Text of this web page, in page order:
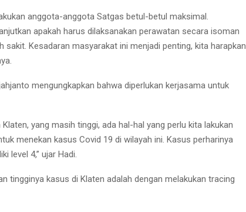
anggota-anggota Satgas betul-betul maksimal.
apakah harus dilaksanakan perawatan secara isoman
Kesadaran masyarakat ini menjadi penting, kita harapkan
mengungkapkan bahwa diperlukan kerjasama untuk
yang masih tinggi, ada hal-hal yang perlu kita lakukan
menekan kasus Covid 19 di wilayah ini. Kasus perharinya
level 4,” ujar Hadi.
tingginya kasus di Klaten adalah dengan melakukan tracing